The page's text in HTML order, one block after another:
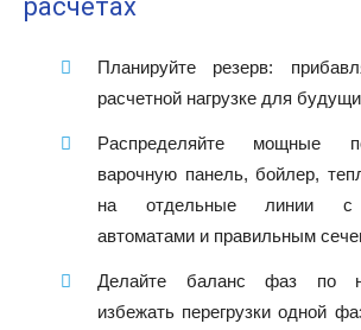
расчётах
Планируйте резерв:
расчетной нагрузке для
Распределяйте мощные
варочную панель, бойлер,
на отдельные линии с
автоматами и правильным
Делайте баланс фаз по
избежать перегрузки одной